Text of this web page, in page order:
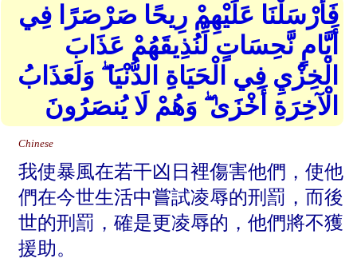
فَأَرْسَلْنَا عَلَيْهِمْ رِيحًا صَرْصَرًا فِي
أَيَّامٍ نَّحِسَاتٍ لِّنُذِيقَهُمْ عَذَابَ
الْخِزْيِ فِي الْحَيَاةِ الدُّنْيَا ۖ وَلَعَذَابُ
الْآخِرَةِ أَخْزَىٰ ۖ وَهُمْ لَا يُنصَرُونَ
Chinese
我使暴風在若干凶日裡傷害他們，使他
們在今世生活中嘗試凌辱的刑罰，而後
世的刑罰，確是更凌辱的，他們將不獲
援助。